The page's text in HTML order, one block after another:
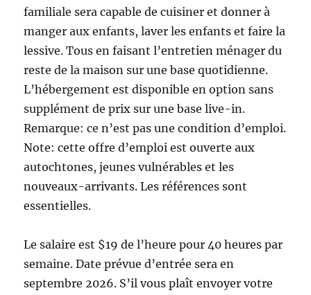
familiale sera capable de cuisiner et donner à
manger aux enfants, laver les enfants et faire la
lessive. Tous en faisant l’entretien ménager du
reste de la maison sur une base quotidienne.
L’hébergement est disponible en option sans
supplément de prix sur une base live-in.
Remarque: ce n’est pas une condition d’emploi.
Note: cette offre d’emploi est ouverte aux
autochtones, jeunes vulnérables et les
nouveaux-arrivants. Les références sont
essentielles.
Le salaire est $19 de l’heure pour 40 heures par
semaine. Date prévue d’entrée sera en
septembre 2026. S’il vous plaît envoyer votre